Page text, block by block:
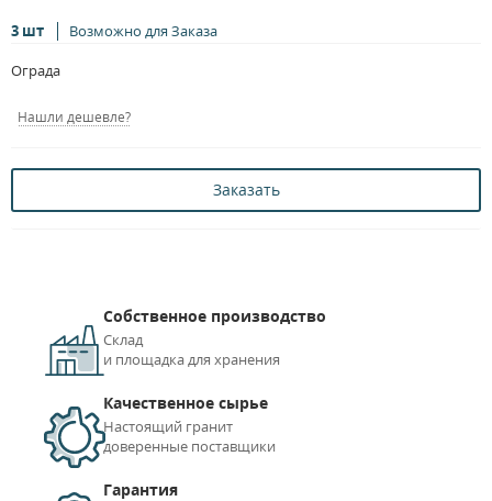
3 шт
Возможно для Заказа
Ограда
Нашли дешевле?
Заказать
Собственное производство
Склад
и площадка для хранения
Качественное сырье
Настоящий гранит
доверенные поставщики
Гарантия